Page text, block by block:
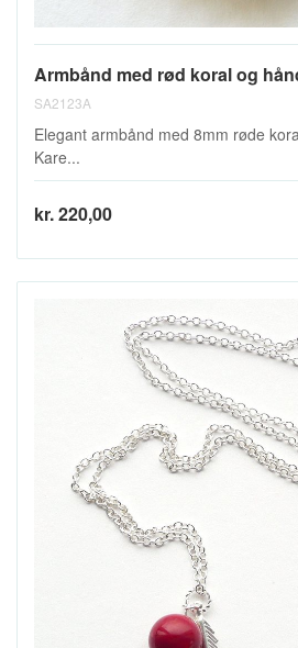
Armbånd med rød koral og
SA2123A
Elegant armbånd med 8mm røde
Kare...
kr. 220,00